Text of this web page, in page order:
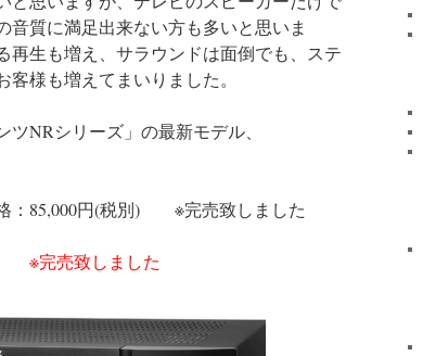
質に満足出来ない方も多いと思いま
生も増え、サラウンドは面倒でも、ステ
様も増えてまいりました。
NRシリーズ」の最新モデル、
：85,000円(税別) ※完売致しました
※完売致しました